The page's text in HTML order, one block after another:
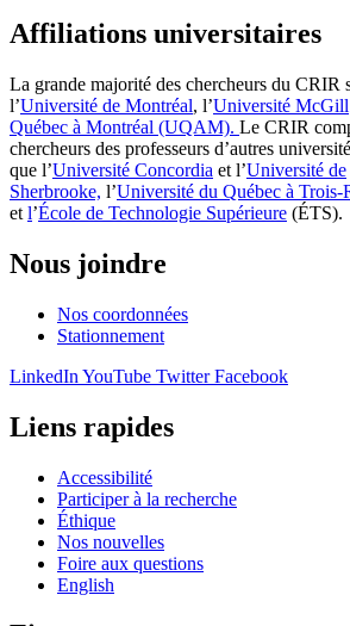
Affiliations universitaires
La grande majorité des chercheurs du CRIR
l’Université de Montréal, l’Université McGill
Québec à Montréal (UQAM). Le CRIR
chercheurs des professeurs d’autres
que l’Université Concordia et l’Université de
Sherbrooke, l’Université du Québec à Trois-
et l’École de Technologie Supérieure (ÉTS).
Nous joindre
Nos coordonnées
Stationnement
LinkedIn YouTube Twitter Facebook
Liens rapides
Accessibilité
Participer à la recherche
Éthique
Nos nouvelles
Foire aux questions
English